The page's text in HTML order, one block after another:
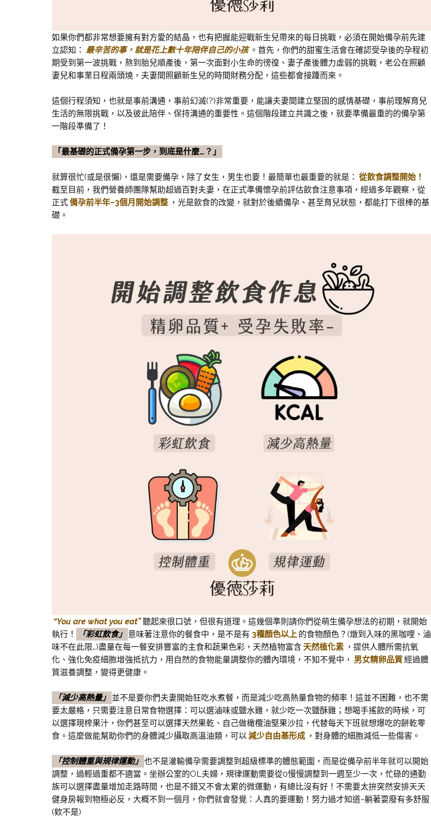
如果你們都非常想要擁有對方愛的結晶，也有把握能迎戰新生兒帶來的每日挑戰，必須在開始備孕前先建
立認知： 最辛苦的事，就是花上數十年陪伴自己的小孩 。首先，你們的甜蜜生活會在確認受孕後的孕程初
期受到第一波挑戰，熬到胎兒順產後，第一次面對小生命的徬徨、妻子產後體力虛弱的挑戰，老公在照顧
妻兒和事業日程兩頭燒，夫妻間照顧新生兒的時間財務分配，這些都會接踵而來。
這個行程須知，也就是事前溝通，事前幻滅(?)非常重要，能讓夫妻間建立堅固的感情基礎，事前理解育兒
生活的無限挑戰，以及彼此陪伴、保持溝通的重要性。這個階段建立共識之後，就要準備最重的的備孕第
一階段準備了！
「最基礎的正式備孕第一步，到底是什麼…？」
就算很忙(或是很懶)，還是需要備孕，除了女生，男生也要！最簡單也最重要的就是： 從飲食調整開始！
截至目前，我們營養師團隊幫助超過百對夫妻，在正式準備懷孕前評估飲食注意事項，經過多年觀察，從
正式備孕前半年~3個月開始調整 ，光是飲食的改變，就對於後續備孕、甚至育兒狀態，都能打下很棒的基
礎。
“You are what you eat”聽起來很口號，但很有道理。這幾個準則請你們從萌生備孕想法的初期，就開始
執行！
「彩虹飲食」 意味著注意你的餐食中，是不是有 3種顏色以上 的食物顏色？(燉到入味的黑咖哩、滷
味不在此限…)盡量在每一餐安排豐富的主食和蔬果色彩，天然植物富含 天然植化素 ，提供人體所需抗氧
化、強化免疫細胞增強抵抗力，用自然的食物能量調整你的體內環境，不知不覺中， 男女精卵品質經過體
質滋養調整，變得更健康。
「減少高熱量」 並不是要你們夫妻開始狂吃水煮餐，而是減少吃高熱量食物的頻率！這並不困難，也不需
要太嚴格，只需要注意日常食物選擇：可以選滷味或鹽水雞，就少吃一次鹽酥雞；想喝手搖飲的時候，可
以選擇現榨果汁，你們甚至可以選擇天然果乾、自己做橄欖油堅果沙拉，代替每天下班就想爆吃的餅乾零
食。這麼做能幫助你們的身體減少攝取高溫油類，可以減少自由基形成 ，對身體的細胞減低一些傷害。
「控制體重與規律運動」 也不是灌輸備孕需要調整到超級標準的體態範圍，而是從備孕前半年就可以開始
調整，過輕過重都不適當。坐辦公室的OL夫婦，規律運動需要從0慢慢調整到一週至少一次，忙碌的通勤
族可以選擇盡量增加走路時間，也是不錯又不會太累的微運動，有總比沒有好！不需要太拚突然安排天天
健身房報到物極必反，大概不到一個月，你們就會發覺：人真的要運動！努力過才知道~躺著耍廢有多舒服
(欸不是)